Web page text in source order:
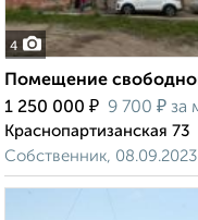
4
Помещение
1 250 000 ₽ 9 700 ₽ за
Краснопартизанская 73
Собственник, 08.09.2023